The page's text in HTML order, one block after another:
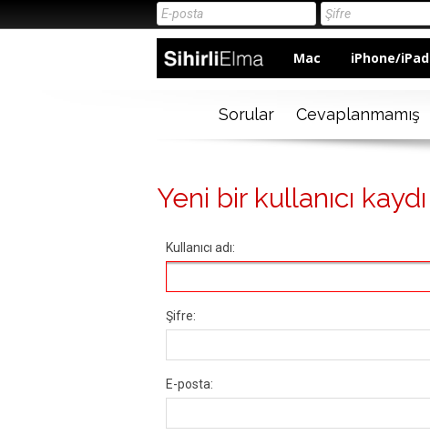
Mac iPhone/iPad
Sorular Cevaplanmamış
Yeni bir kullanıcı kaydı
Kullanıcı adı:
Şifre:
E-posta: